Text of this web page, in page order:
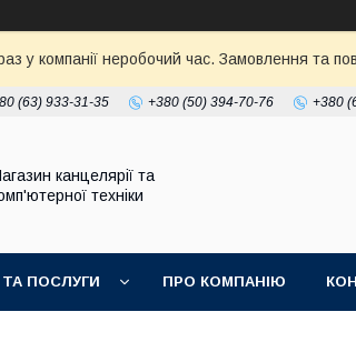
у компанії неробочий час. Замовлення та
(63) 933-31-35 +380 (50) 394-70-76 +380
канцелярії та
техніки
ПОСЛУГИ ПРО КОМПАНІЮ